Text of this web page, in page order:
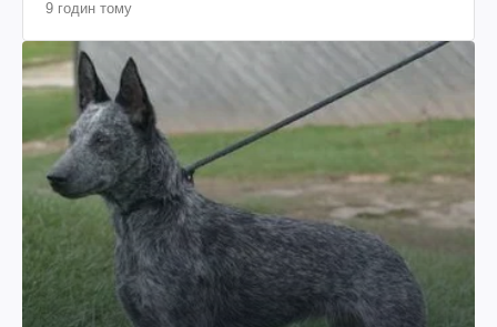
9 годин тому